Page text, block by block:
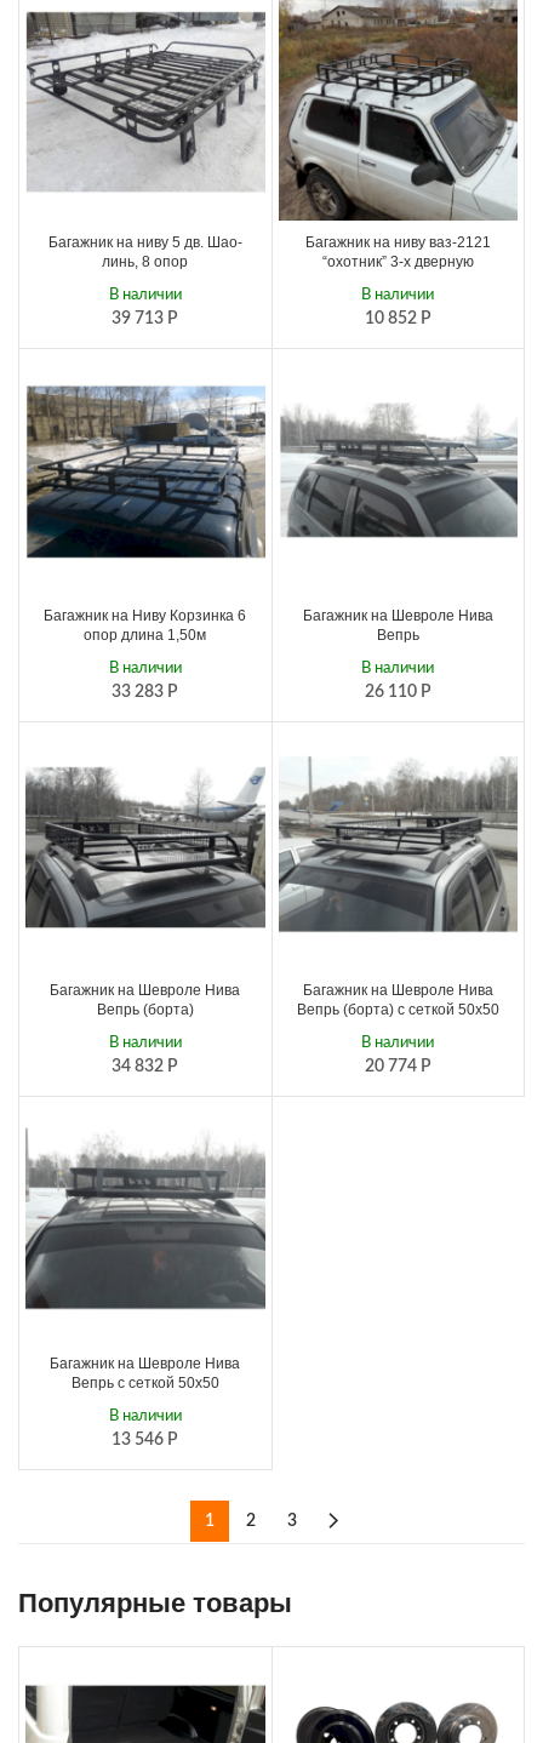
Багажник на ниву 5 дв. Шао-
линь, 8 опор
39 713 Р
В наличии
Багажник на ниву ваз-2121
“охотник” 3-х дверную
10 852 Р
В наличии
Багажник на Ниву Корзинка 6
опор длина 1,50м
33 283 Р
В наличии
Багажник на Шевроле Нива
Вепрь
26 110 Р
В наличии
Багажник на Шевроле Нива
Вепрь (борта)
34 832 Р
В наличии
Багажник на Шевроле Нива
Вепрь (борта) с сеткой 50х50
20 774 Р
В наличии
Багажник на Шевроле Нива
Вепрь с сеткой 50х50
13 546 Р
В наличии
1 2 3
Популярные товары